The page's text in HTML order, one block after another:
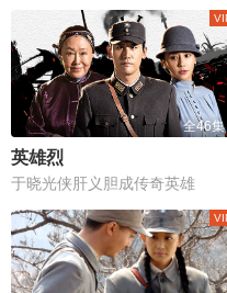
全46集
英雄烈
于晓光侠肝义胆成传奇英雄